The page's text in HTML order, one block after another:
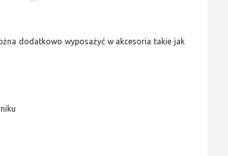
dodatkowo wyposażyć w akcesoria takie jak